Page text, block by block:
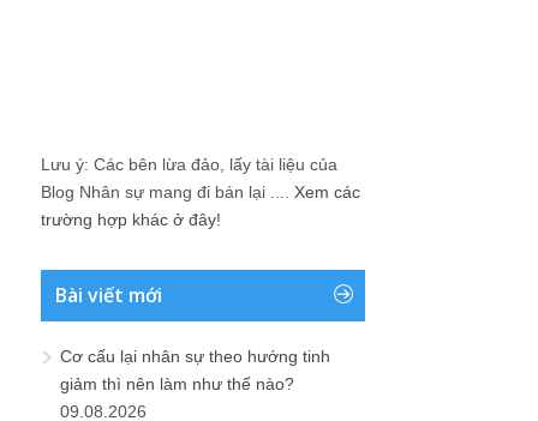
Lưu ý: Các bên lừa đảo, lấy tài liệu của
Blog Nhân sự mang đi bán lại .... Xem các
trường hợp khác ở đây!
Bài viết mới
Cơ cấu lại nhân sự theo hướng tinh
giảm thì nên làm như thế nào?
09.08.2026